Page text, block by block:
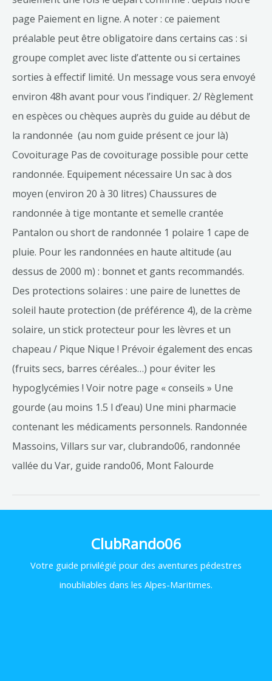
page Paiement en ligne. A noter : ce paiement
préalable peut être obligatoire dans certains cas : si
groupe complet avec liste d’attente ou si certaines
sorties à effectif limité. Un message vous sera envoyé
environ 48h avant pour vous l’indiquer. 2/ Règlement
en espèces ou chèques auprès du guide au début de
la randonnée (au nom guide présent ce jour là)
Covoiturage Pas de covoiturage possible pour cette
randonnée. Equipement nécessaire Un sac à dos
moyen (environ 20 à 30 litres) Chaussures de
randonnée à tige montante et semelle crantée
Pantalon ou short de randonnée 1 polaire 1 cape de
pluie. Pour les randonnées en haute altitude (au
dessus de 2000 m) : bonnet et gants recommandés.
Des protections solaires : une paire de lunettes de
soleil haute protection (de préférence 4), de la crème
solaire, un stick protecteur pour les lèvres et un
chapeau / Pique Nique ! Prévoir également des encas
(fruits secs, barres céréales…) pour éviter les
hypoglycémies ! Voir notre page « conseils » Une
gourde (au moins 1.5 l d’eau) Une mini pharmacie
contenant les médicaments personnels. Randonnée
Massoins, Villars sur var, clubrando06, randonnée
vallée du Var, guide rando06, Mont Falourde
ClubRando06
Votre guide privilégié pour des aventures pédestres
inoubliables dans les Alpes-Maritimes.